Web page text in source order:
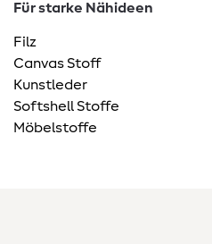
Für starke Nähideen
Filz
Canvas Stoff
Kunstleder
Softshell Stoffe
Möbelstoffe